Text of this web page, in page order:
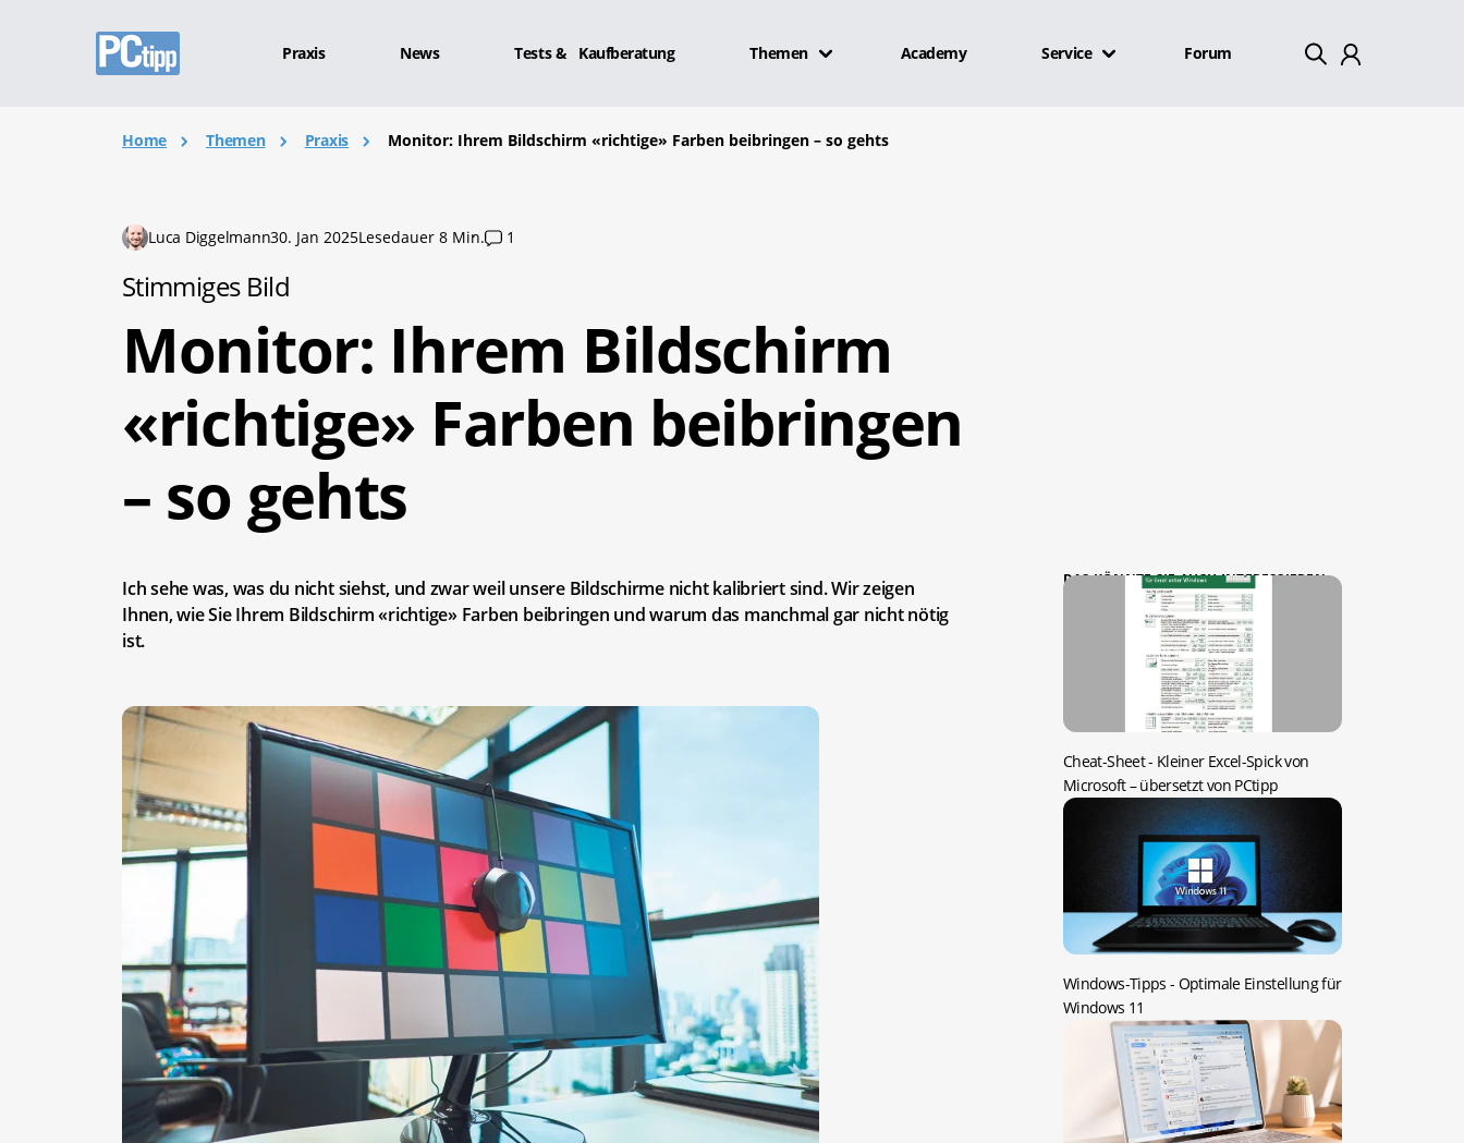
Praxis News Tests & Kaufberatung Themen Academy Service Forum
Home Themen Praxis Monitor: Ihrem Bildschirm «richtige» Farben beibringen – so gehts
Luca Diggelmann30. Jan 2025Lesedauer 8 Min. 1
Stimmiges Bild
Monitor: Ihrem Bildschirm
«richtige» Farben beibringen
– so gehts
Ich sehe was, was du nicht siehst, und zwar weil unsere Bildschirme nicht kalibriert sind. Wir zeigen
Ihnen, wie Sie Ihrem Bildschirm «richtige» Farben beibringen und warum das manchmal gar nicht nötig
ist.
DAS KÖNNTE SIE AUCH INTERESSIEREN:
Cheat-Sheet - Kleiner Excel-Spick von
Microsoft – übersetzt von PCtipp
Windows-Tipps - Optimale Einstellung für
Windows 11